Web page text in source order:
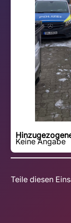
Keine Angabe
Teile diesen